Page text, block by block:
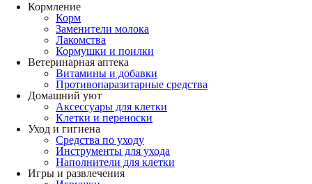
Кормление
Корм
Заменители молока
Лакомства
Кормушки и поилки
Ветеринарная аптека
Витамины и добавки
Противопаразитарные средства
Домашний уют
Аксессуары для клетки
Клетки и переноски
Уход и гигиена
Средства по уходу
Инструменты для ухода
Наполнители для клетки
Игры и развлечения